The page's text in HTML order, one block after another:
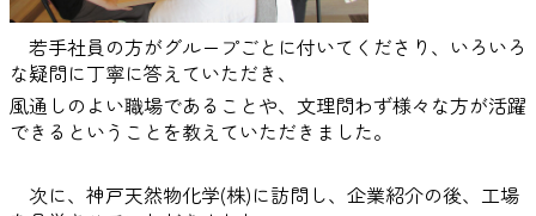
若手社員の方がグループごとに付いてくださり、いろいろ
な疑問に丁寧に答えていただき、
風通しのよい職場であることや、文理問わず様々な方が活躍
できるということを教えていただきました。
次に、神戸天然物化学(株)に訪問し、企業紹介の後、工場